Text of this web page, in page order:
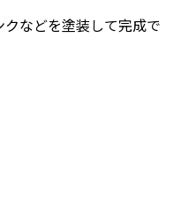
などを塗装して完成で